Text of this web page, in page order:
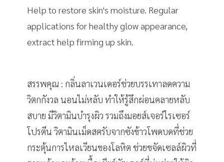
Help to restore skin's moisture. Regular
applications for healthy glow appearance,
extract help firming up skin.
สรรพคุณ : กลิ่นลาเวนเดอร์ช่วยบรรเทาลดความ
วิตกกังวล นอนไม่หลับ ทำให้รู้สึกผ่อนคลายหลับ
สบาย มีวิตามินบำรุงผิว รวมถึงมอยส์เจอร์ไรเซอร์
โปรตีน วิตามินเม็ดสครับจากซังข้าวโพดบดที่ช่วย
กระตุ้นการไหลเวียนของโลหิต ช่วยขจัดเซลล์ผิวที่